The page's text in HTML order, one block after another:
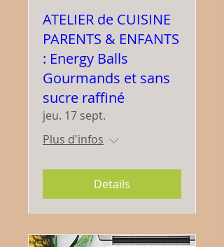
ATELIER de CUISINE
PARENTS & ENFANTS
: Energy Balls
Gourmands et sans
sucre raffiné
jeu. 17 sept.
Plus d'infos
Details